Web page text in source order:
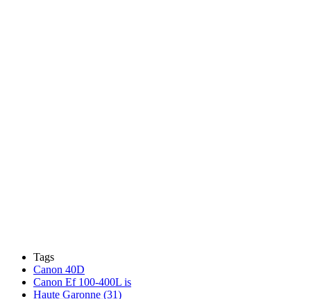
Tags
Canon 40D
Canon Ef 100-400L is
Haute Garonne (31)